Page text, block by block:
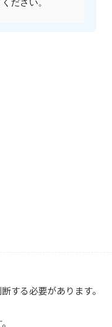
する必要があります。